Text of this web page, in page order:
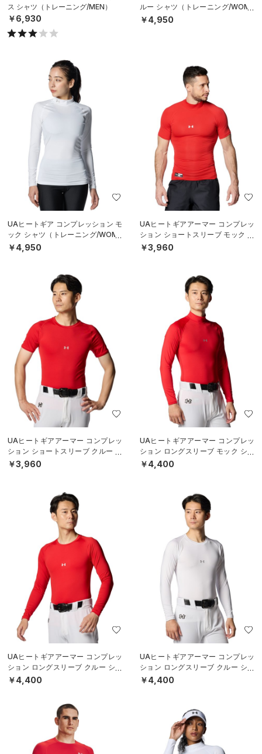
ス シャツ（トレーニング/MEN）
￥6,930
ルー シャツ（トレーニング/WOME
N）
￥4,950
UAヒートギア コンプレッション モ
ック シャツ（トレーニング/WOME
N）
￥4,950
UAヒートギアアーマー コンプレッ
ション ショートスリーブ モック シ
ャツ（ベースボール/MEN）
￥3,960
UAヒートギアアーマー コンプレッ
ション ショートスリーブ クルー シ
ャツ（ベースボール/MEN）
￥3,960
UAヒートギアアーマー コンプレッ
ション ロングスリーブ モック シャ
ツ（ベースボール/MEN）
￥4,400
UAヒートギアアーマー コンプレッ
ション ロングスリーブ クルー シャ
ツ（ベースボール/MEN）
￥4,400
UAヒートギアアーマー コンプレッ
ション ロングスリーブ クルー シャ
ツ（ベースボール/MEN）
￥4,400